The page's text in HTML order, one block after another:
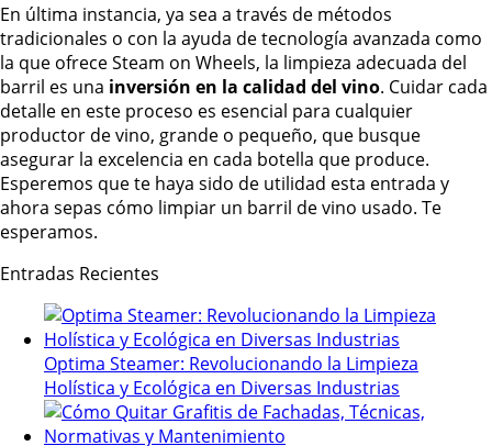
En última instancia, ya sea a través de métodos
tradicionales o con la ayuda de tecnología avanzada como
la que ofrece Steam on Wheels, la limpieza adecuada del
barril es una inversión en la calidad del vino. Cuidar cada
detalle en este proceso es esencial para cualquier
productor de vino, grande o pequeño, que busque
asegurar la excelencia en cada botella que produce.
Esperemos que te haya sido de utilidad esta entrada y
ahora sepas cómo limpiar un barril de vino usado. Te
esperamos.
Entradas Recientes
Optima Steamer: Revolucionando la Limpieza
Holística y Ecológica en Diversas Industrias